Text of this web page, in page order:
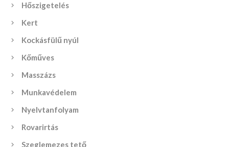
Hőszigetelés
Kert
Kockásfülű nyúl
Kőműves
Masszázs
Munkavédelem
Nyelvtanfolyam
Rovarirtás
Szeglemezes tető